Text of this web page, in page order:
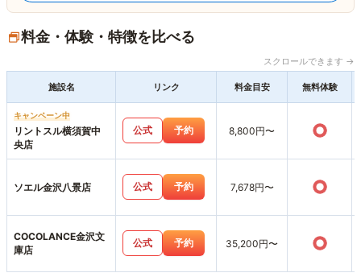
料金・体験・特徴を比べる
スクロールできます →
施設名 リンク 料金目安 無料体験
キャンペーン中
リントスル横須賀中
央店
公式 予約 8,800円〜 ○
ソエル金沢八景店 公式 予約 7,678円〜 ○
COCOLANCE金沢文
庫店
公式 予約 35,200円〜 ○